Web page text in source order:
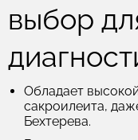
выбор
Обладает
сакроилеита,
Бехтерева.